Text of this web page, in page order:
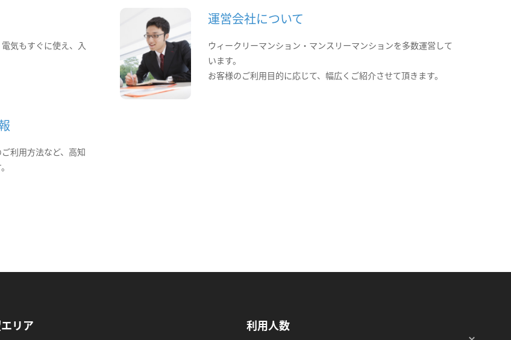
気もすぐに使え、入
運営会社について
ウィークリーマンション・マンスリーマンションを多数運営して
います。
お客様のご利用目的に応じて、幅広くご紹介させて頂きます。
利用方法など、高知
リア 利用人数